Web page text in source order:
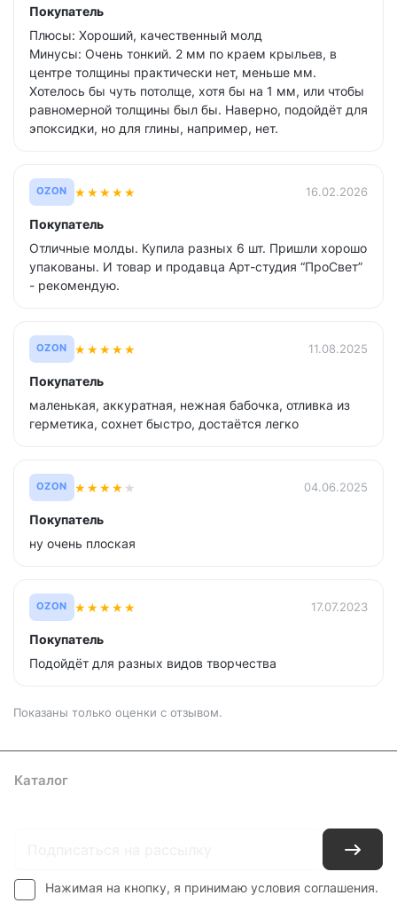
Покупатель
Плюсы: Хороший, качественный молд
Минусы: Очень тонкий. 2 мм по краем крыльев, в
центре толщины практически нет, меньше мм.
Хотелось бы чуть потолще, хотя бы на 1 мм, или чтобы
равномерной толщины был бы. Наверно, подойдёт для
эпоксидки, но для глины, например, нет.
OZON ★★★★★ 16.02.2026
Покупатель
Отличные молды. Купила разных 6 шт. Пришли хорошо
упакованы. И товар и продавца Арт-студия “ПроСвет”
- рекомендую.
OZON ★★★★★ 11.08.2025
Покупатель
маленькая, аккуратная, нежная бабочка, отливка из
герметика, сохнет быстро, достаётся легко
OZON ★★★★ ★ 04.06.2025
Покупатель
ну очень плоская
OZON ★★★★★ 17.07.2023
Покупатель
Подойдёт для разных видов творчества
Показаны только оценки с отзывом.
Каталог
Нажимая на кнопку, я принимаю условия соглашения.